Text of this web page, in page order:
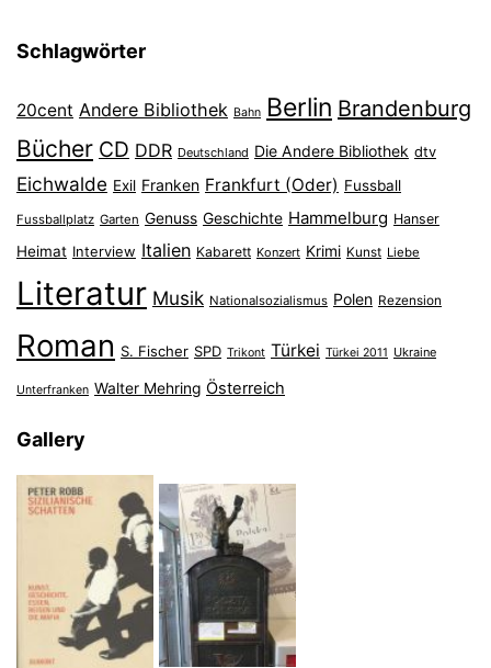
Schlagwörter
20cent Andere Bibliothek Bahn Berlin Brandenburg
Bücher CD DDR Deutschland Die Andere Bibliothek dtv
Eichwalde Exil Franken Frankfurt (Oder) Fussball
Fussballplatz Garten Genuss Geschichte Hammelburg Hanser
Heimat Interview Italien Kabarett Konzert Krimi Kunst Liebe
Literatur Musik Nationalsozialismus Polen Rezension
Roman S. Fischer SPD Trikont Türkei Türkei 2011 Ukraine
Unterfranken Walter Mehring Österreich
Gallery